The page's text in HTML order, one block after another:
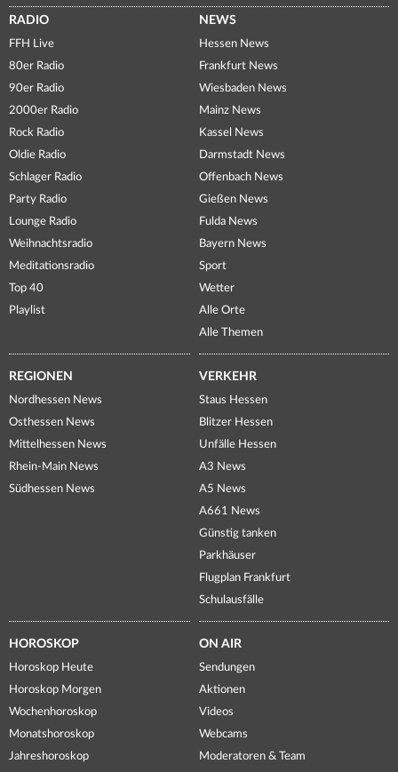
RADIO
FFH Live
80er Radio
90er Radio
2000er Radio
Rock Radio
Oldie Radio
Schlager Radio
Party Radio
Lounge Radio
Weihnachtsradio
Meditationsradio
Top 40
Playlist
NEWS
Hessen News
Frankfurt News
Wiesbaden News
Mainz News
Kassel News
Darmstadt News
Offenbach News
Gießen News
Fulda News
Bayern News
Sport
Wetter
Alle Orte
Alle Themen
REGIONEN
Nordhessen News
Osthessen News
Mittelhessen News
Rhein-Main News
Südhessen News
VERKEHR
Staus Hessen
Blitzer Hessen
Unfälle Hessen
A3 News
A5 News
A661 News
Günstig tanken
Parkhäuser
Flugplan Frankfurt
Schulausfälle
HOROSKOP
Horoskop Heute
Horoskop Morgen
Wochenhoroskop
Monatshoroskop
Jahreshoroskop
ON AIR
Sendungen
Aktionen
Videos
Webcams
Moderatoren & Team